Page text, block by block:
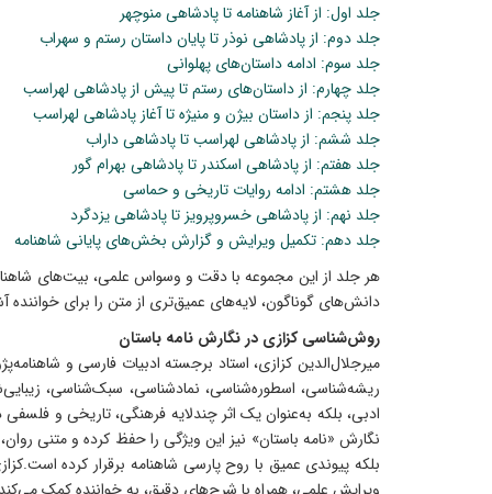
جلد اول: از آغاز شاهنامه تا پادشاهی منوچهر
جلد دوم: از پادشاهی نوذر تا پایان داستان رستم و سهراب
جلد سوم: ادامه‌ داستان‌های پهلوانی
جلد چهارم: از داستان‌های رستم تا پیش از پادشاهی لهراسب
جلد پنجم: از داستان بیژن و منیژه تا آغاز پادشاهی لهراسب
جلد ششم: از پادشاهی لهراسب تا پادشاهی داراب
جلد هفتم: از پادشاهی اسکندر تا پادشاهی بهرام گور
جلد هشتم: ادامه‌ روایات تاریخی و حماسی
جلد نهم: از پادشاهی خسرو‌پرویز تا پادشاهی یزدگرد
جلد دهم: تکمیل ویرایش و گزارش بخش‌های پایانی شاهنامه
هر جلد از این مجموعه با دقت و وسواس علمی، بیت‌های
دانش‌های گوناگون، لایه‌های عمیق‌تری از متن را برای خواننده
روش‌شناسی کزازی در نگارش نامه باستان
میرجلال‌الدین کزازی، استاد برجسته‌ ادبیات فارسی و
ریشه‌شناسی، اسطوره‌شناسی، نمادشناسی، سبک‌شناسی،
ادبی، بلکه به‌عنوان یک اثر چندلایه‌ فرهنگی، تاریخی و
نگارش «نامه باستان» نیز این ویژگی را حفظ کرده و متنی
بلکه پیوندی عمیق با روح پارسی شاهنامه برقرار کرده